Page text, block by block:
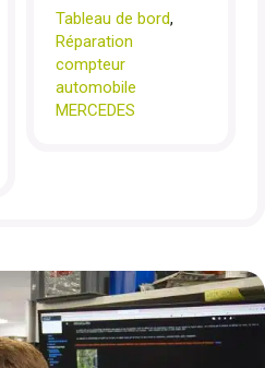
Tableau de bord,
Réparation
compteur
automobile
MERCEDES